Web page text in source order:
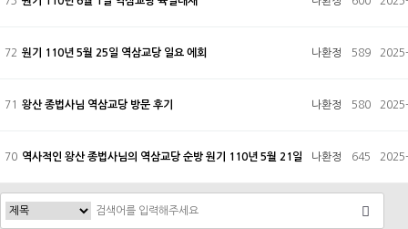
72 원기 110년 5월 25일 역삼교당 일요 에회 나환정 589
71 왕산 종법사님 역삼교당 방문 후기 나환정 580
70 역사적인 왕산 종법사님의 역삼교당 순방 원기 110년 5월 21일 나환정 645